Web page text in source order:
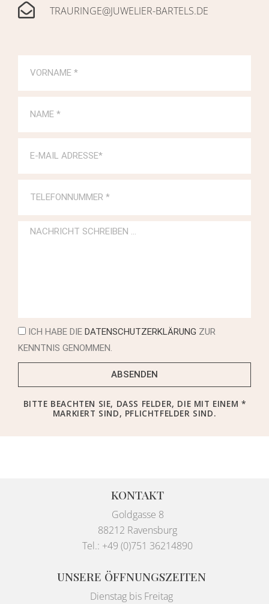
TRAURINGE@JUWELIER-BARTELS.DE
ICH HABE DIE DATENSCHUTZERKLÄRUNG ZUR
KENNTNIS GENOMMEN.
ABSENDEN
BITTE BEACHTEN SIE, DASS FELDER, DIE MIT EINEM *
MARKIERT SIND, PFLICHTFELDER SIND.
KONTAKT
Goldgasse 8
88212 Ravensburg
Tel.: +49 (0)751 36214890
UNSERE ÖFFNUNGSZEITEN
Dienstag bis Freitag